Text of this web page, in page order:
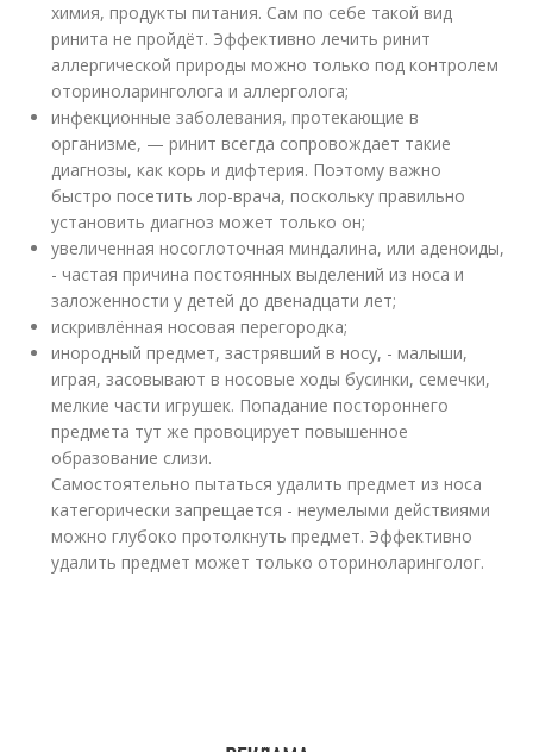
химия, продукты питания. Сам по себе такой вид
ринита не пройдёт. Эффективно лечить ринит
аллергической природы можно только под контролем
оториноларинголога и аллерголога;
инфекционные заболевания, протекающие в
организме, — ринит всегда сопровождает такие
диагнозы, как корь и дифтерия. Поэтому важно
быстро посетить лор-врача, поскольку правильно
установить диагноз может только он;
увеличенная носоглоточная миндалина, или аденоиды,
- частая причина постоянных выделений из носа и
заложенности у детей до двенадцати лет;
искривлённая носовая перегородка;
инородный предмет, застрявший в носу, - малыши,
играя, засовывают в носовые ходы бусинки, семечки,
мелкие части игрушек. Попадание постороннего
предмета тут же провоцирует повышенное
образование слизи.
Самостоятельно пытаться удалить предмет из носа
категорически запрещается - неумелыми действиями
можно глубоко протолкнуть предмет. Эффективно
удалить предмет может только оториноларинголог.